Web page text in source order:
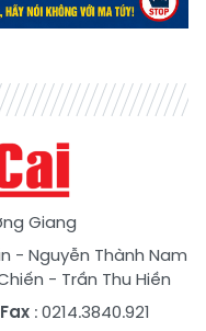
Giang
- Nguyễn Thành Nam
- Trần Thu Hiền
: 0214.3840.921